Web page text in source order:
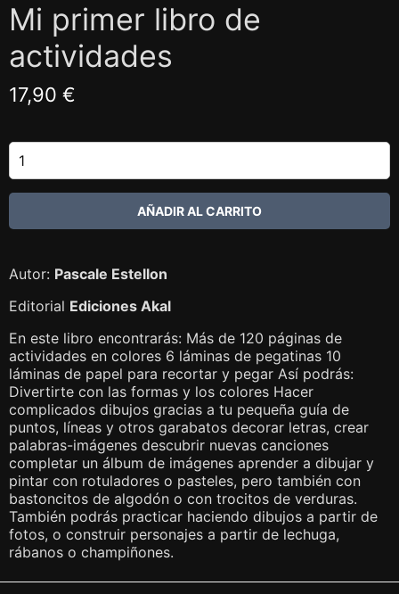
Mi primer libro de
actividades
17,90 €
Autor: Pascale Estellon
Editorial Ediciones Akal
En este libro encontrarás: Más de 120 páginas de
actividades en colores 6 láminas de pegatinas 10
láminas de papel para recortar y pegar Así podrás:
Divertirte con las formas y los colores Hacer
complicados dibujos gracias a tu pequeña guía de
puntos, líneas y otros garabatos decorar letras, crear
palabras-imágenes descubrir nuevas canciones
completar un álbum de imágenes aprender a dibujar y
pintar con rotuladores o pasteles, pero también con
bastoncitos de algodón o con trocitos de verduras.
También podrás practicar haciendo dibujos a partir de
fotos, o construir personajes a partir de lechuga,
rábanos o champiñones.